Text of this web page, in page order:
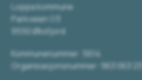
Loppa kommune
Parkveien 1/3
9550 Øksfjord
Kommunenummer: 5614
Organisasjonsnummer: 963 063 237